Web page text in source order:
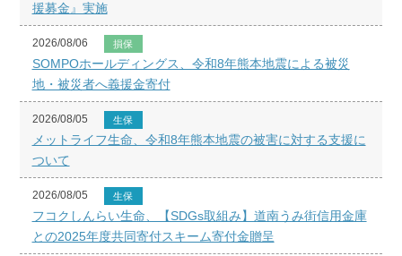
援募金』実施
2026/08/06 損保
SOMPOホールディングス、令和8年熊本地震による被災
地・被災者へ義援金寄付
2026/08/05 生保
メットライフ生命、令和8年熊本地震の被害に対する支援に
ついて
2026/08/05 生保
フコクしんらい生命、【SDGs取組み】道南うみ街信用金庫
との2025年度共同寄付スキーム寄付金贈呈